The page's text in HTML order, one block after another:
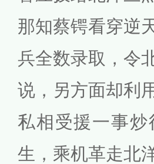
那知蔡锷看穿逆
兵全数录取，令
说，另方面却利
私相受援一事炒
生，乘机革走北